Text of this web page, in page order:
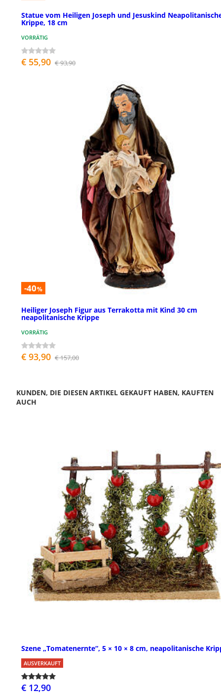
Statue vom Heiligen Joseph und Jesuskind
Krippe, 18 cm
VORRÄTIG
€ 55,90 € 93,90
-40%
Heiliger Joseph Figur aus Terrakotta mit Kind 30 cm
neapolitanische Krippe
VORRÄTIG
€ 93,90 € 157,00
KUNDEN, DIE DIESEN ARTIKEL GEKAUFT HABEN, KAUFTEN
AUCH
Szene „Tomatenernte“, 5 × 10 × 8 cm, neapolitanische
AUSVERKAUFT
€ 12,90